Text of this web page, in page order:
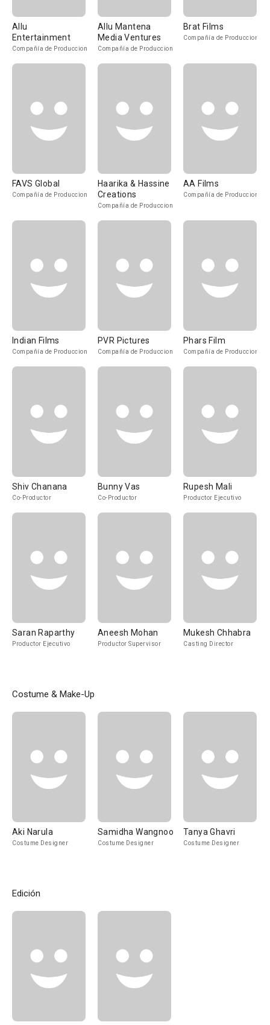
Allu
Entertainment
Compañía de Produccion
Allu Mantena
Media Ventures
Compañía de Produccion
Brat Films
Compañía de Produccion
FAVS Global
Compañía de Produccion
Haarika & Hassine
Creations
Compañía de Produccion
AA Films
Compañía de Produccion
Indian Films
Compañía de Produccion
PVR Pictures
Compañía de Produccion
Phars Film
Compañía de Produccion
Shiv Chanana
Co-Productor
Bunny Vas
Co-Productor
Rupesh Mali
Productor Ejecutivo
Saran Raparthy
Productor Ejecutivo
Aneesh Mohan
Productor Supervisor
Mukesh Chhabra
Casting Director
Costume & Make-Up
Aki Narula
Costume Designer
Samidha Wangnoo
Costume Designer
Tanya Ghavri
Costume Designer
Edición